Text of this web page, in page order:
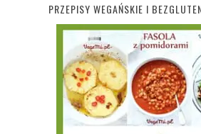
PRZEPISY WEGAŃSKIE I